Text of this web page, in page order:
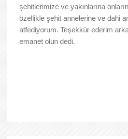
şehitlerimize ve yakınlarına
özellikle şehit annelerine ve dahi
atfediyorum. Teşekkür ederim
emanet olun dedi.